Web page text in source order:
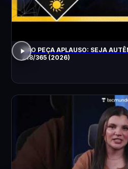
NÃO PEÇA APLAUSO: SEJA
218/365 (2026)